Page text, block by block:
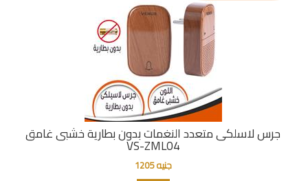
جرس لاسلكى متعدد النغمات بدون بطارية خشبى غامق
VS-ZML04
جنيه 1205